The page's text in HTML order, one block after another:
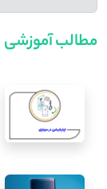
مطالب آموزشی